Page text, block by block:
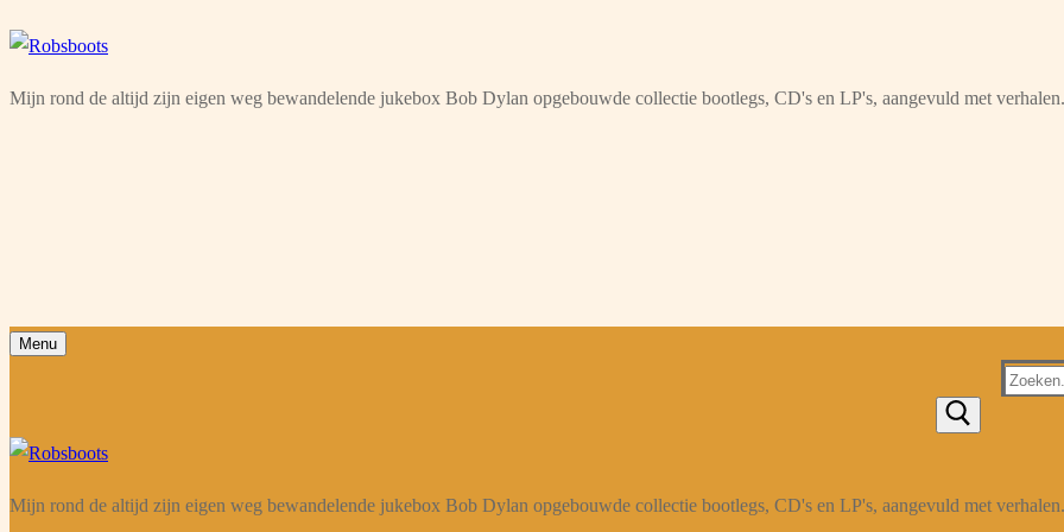
Ga
de
Menu
Sluiten
Mijn rond de altijd zijn eigen weg bewandelende jukebox Bob Dylan opgebouwde collectie bootlegs, CD's en LP's, aangevuld met verhalen.
Menu
Zoeken
Mijn rond de altijd zijn eigen weg bewandelende jukebox Bob Dylan opgebouwde collectie bootlegs, CD's en LP's, aangevuld met verhalen.